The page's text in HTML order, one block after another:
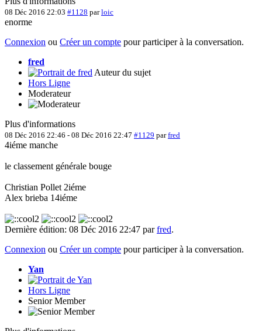
08 Déc 2016 22:03 #1128 parloic
enorme
Connexion ou Créer un compte pour participer à la conversation.
fred
Auteur du sujet
Hors Ligne
Moderateur
Plus d'informations
08 Déc 2016 22:46 - 08 Déc 2016 22:47 #1129 parfred
4iéme manche
le classement générale bouge
Christian Pollet 2iéme
Alex brieba 14iéme
Dernière édition: 08 Déc 2016 22:47 parfred.
Connexion ou Créer un compte pour participer à la conversation.
Yan
Hors Ligne
Senior Member